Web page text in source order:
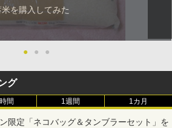
を購入してみた
● ● ●
グ
間 1週間 1カ月
限定「ネコバッグ＆タンブラーセット」を